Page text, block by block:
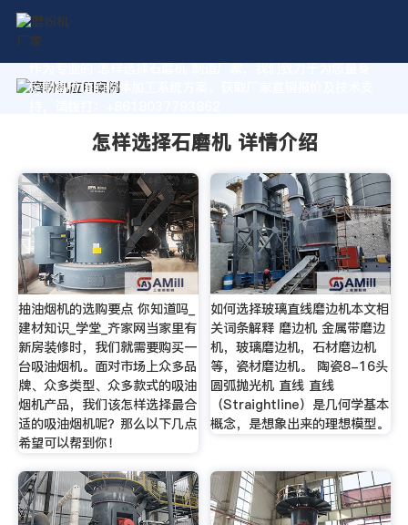
作为专业的 怎样选择石磨机 制造厂家，我们致力于为您量身
定制高价值的粉体加工系统方案。获取厂家直销报价及技术支
怎样选择石磨机 详情介绍
抽油烟机的选购要点 你知道吗_
建材知识_学堂_齐家网当家里有
新房装修时，我们就需要购买一
台吸油烟机。面对市场上众多品
牌、众多类型、众多款式的吸油
烟机产品，我们该怎样选择最合
适的吸油烟机呢？那么以下几点
希望可以帮到你！
如何选择玻璃直线磨边机本文相
关词条解释 磨边机 金属带磨边
机，玻璃磨边机，石材磨边机
等，瓷材磨边机。 陶瓷8-16头
圆弧抛光机 直线 直线
（Straightline）是几何学基本
概念，是想象出来的理想模型。